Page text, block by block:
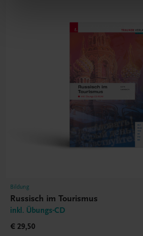
Bildung
Russisch im Tourismus
inkl. Übungs-CD
€ 29,50